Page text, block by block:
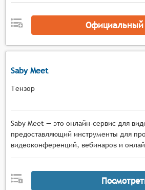
Официальный
Saby Meet
Тензор
Saby Meet — это онлайн-сервис для
предоставляющий инструменты для
видеоконференций, вебинаров и